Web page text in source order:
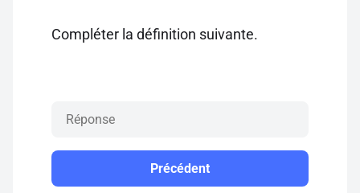
Pour profiter de 10 contenus offerts.
Compléter la définition suivante.
Précédent